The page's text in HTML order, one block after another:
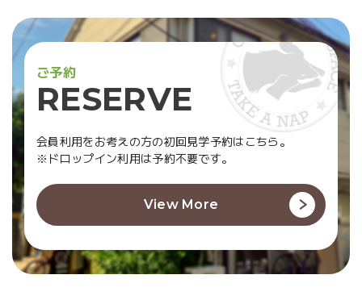
ご予約
RESERVE
会員利用をお考えの方の初回見学予約はこちら。
※ドロップイン利用は予約不要です。
View More